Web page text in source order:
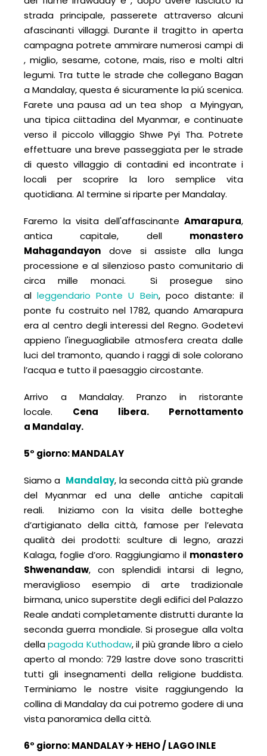
strada principale, passerete attraverso alcuni
afascinanti villaggi. Durante il tragitto in aperta
campagna potrete ammirare numerosi campi di
, miglio, sesame, cotone, mais, riso e molti altri
legumi. Tra tutte le strade che collegano Bagan
a Mandalay, questa é sicuramente la piú scenica.
Farete una pausa ad un tea shop a Myingyan,
una tipica ciittadina del Myanmar, e continuate
verso il piccolo villaggio Shwe Pyi Tha. Potrete
effettuare una breve passeggiata per le strade
di questo villaggio di contadini ed incontrate i
locali per scoprire la loro semplice vita
quotidiana. Al termine si riparte per Mandalay.
Faremo la visita dell'affascinante Amarapura,
antica capitale, dell monastero
Mahagandayon dove si assiste alla lunga
processione e al silenzioso pasto comunitario di
circa mille monaci. Si prosegue sino
alleggendario Ponte U Bein, poco distante: il
ponte fu costruito nel 1782, quando Amarapura
era al centro degli interessi del Regno. Godetevi
appieno l'ineguagliabile atmosfera creata dalle
luci del tramonto, quando i raggi di sole colorano
l’acqua e tutto il paesaggio circostante.
Arrivo a Mandalay. Pranzo in ristorante
locale. Cena libera. Pernottamento
a Mandalay.
5° giorno:MANDALAY
Siamo a Mandalay, la seconda città più grande
del Myanmar ed una delle antiche capitali
reali. Iniziamo con la visita delle botteghe
d’artigianato della città, famose per l’elevata
qualità dei prodotti: sculture di legno, arazzi
Kalaga, foglie d’oro. Raggiungiamo il monastero
Shwenandaw, con splendidi intarsi di legno,
meraviglioso esempio di arte tradizionale
birmana, unico superstite degli edifici del Palazzo
Reale andati completamente distrutti durante la
seconda guerra mondiale. Si prosegue alla volta
dellapagoda Kuthodaw, il più grande libro a cielo
aperto al mondo: 729 lastre dove sono trascritti
tutti gli insegnamenti della religione buddista.
Terminiamo le nostre visite raggiungendo la
collina di Mandalay da cui potremo godere di una
vista panoramica della città.
6° giorno:MANDALAY✈ HEHO / LAGO INLE